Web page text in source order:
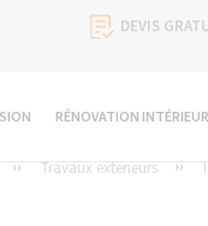
DEVIS
RÉNOVATION
Travaux extérieurs